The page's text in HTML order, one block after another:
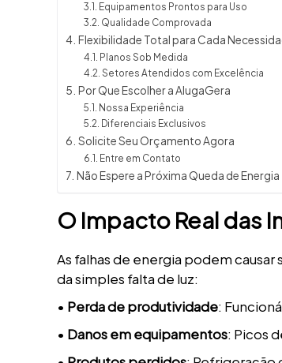
Equipamentos Prontos para Uso
Qualidade Comprovada
Flexibilidade Total para Cada
Planos Sob Medida
Setores Atendidos com Excelência
Por Que Escolher a AlugaGera
Nossa Experiência
Diferenciais Exclusivos
Solicite Seu Orçamento Agora
Entre em Contato
Não Espere a Próxima Queda de Energia
O Impacto Real das
As falhas de energia podem
da simples falta de luz:
• Perda de produtividade:
• Danos em equipamentos: Picos